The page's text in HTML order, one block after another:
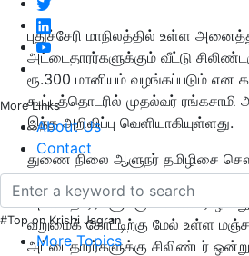
More Links
About Us
Contact
#Top on Krishi Jagran
More Topics
புதுச்சேரி மாநிலத்தில் உள்ள
அட்டைதாரர்களுக்கும் வீட்டு
ரூ.300 மானியம் வழங்கப்படும் என
கூட்டத்தொடரில் முதல்வர் ரங்கசாமி
இந்த அறிவிப்பு வெளியாகியுள்ளது.
துணை நிலை ஆளுநர் தமிழிசை
நடவடிக்கை எடுத்து, வறுமைக்
அட்டைதாரர்களுக்கு சிலிண்டர்
வறுமைக் கோட்டிற்கு மேல் உள்ள
அட்டைதாரர்களுக்கு சிலிண்டர்